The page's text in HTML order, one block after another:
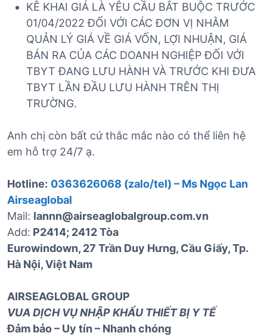
KÊ KHAI GIÁ LÀ YÊU CẦU BẮT BUỘC TRƯỚC
01/04/2022 ĐỐI VỚI CÁC ĐƠN VỊ NHẰM
QUẢN LÝ GIÁ VỀ GIÁ VỐN, LỢI NHUẬN, GIÁ
BÁN RA CỦA CÁC DOANH NGHIỆP ĐỐI VỚI
TBYT ĐANG LƯU HÀNH VÀ TRƯỚC KHI ĐƯA
TBYT LẦN ĐẦU LƯU HÀNH TRÊN THỊ
TRƯỜNG.
Anh chị còn bất cứ thắc mắc nào có thể liên hệ
em hỗ trợ 24/7 ạ.
Hotline: 0363626068 (zalo/tel) – Ms Ngọc Lan
Airseaglobal
Mail: lannn@airseaglobalgroup.com.vn
Add: P2414; 2412 Tòa
Eurowindown, 27 Trần Duy Hưng, Cầu Giấy, Tp.
Hà Nội, Việt Nam
AIRSEAGLOBAL GROUP
VUA DỊCH VỤ NHẬP KHẨU THIẾT BỊ Y TẾ
Đảm bảo – Uy tín – Nhanh chóng